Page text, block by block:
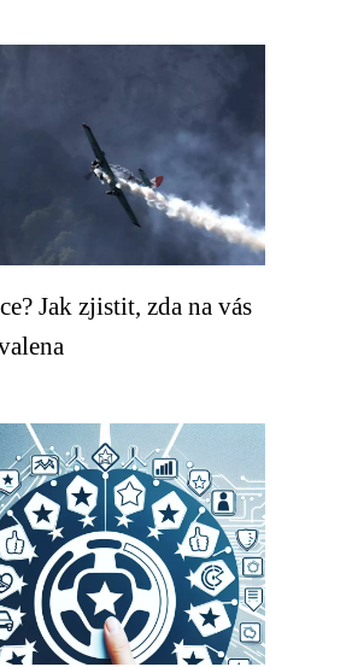
Jak zjistit, zda na vás